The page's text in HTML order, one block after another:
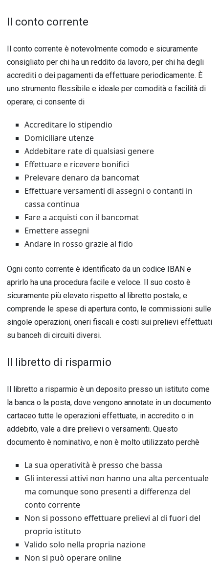
Il conto corrente
Il conto corrente è notevolmente comodo e sicuramente
consigliato per chi ha un reddito da lavoro, per chi ha degli
accrediti o dei pagamenti da effettuare periodicamente. È
uno strumento flessibile e ideale per comodità e facilità di
operare; ci consente di
Accreditare lo stipendio
Domiciliare utenze
Addebitare rate di qualsiasi genere
Effettuare e ricevere bonifici
Prelevare denaro da bancomat
Effettuare versamenti di assegni o contanti in
cassa continua
Fare a acquisti con il bancomat
Emettere assegni
Andare in rosso grazie al fido
Ogni conto corrente è identificato da un codice IBAN e
aprirlo ha una procedura facile e veloce. Il suo costo è
sicuramente più elevato rispetto al libretto postale, e
comprende le spese di apertura conto, le commissioni sulle
singole operazioni, oneri fiscali e costi sui prelievi effettuati
su banceh di circuiti diversi.
Il libretto di risparmio
Il libretto a risparmio è un deposito presso un istituto come
la banca o la posta, dove vengono annotate in un documento
cartaceo tutte le operazioni effettuate, in accredito o in
addebito, vale a dire prelievi o versamenti. Questo
documento è nominativo, e non è molto utilizzato perchè
La sua operatività è presso che bassa
Gli interessi attivi non hanno una alta percentuale
ma comunque sono presenti a differenza del
conto corrente
Non si possono effettuare prelievi al di fuori del
proprio istituto
Valido solo nella propria nazione
Non si può operare online